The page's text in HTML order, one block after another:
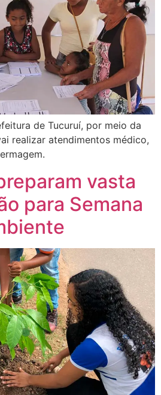
de Tucuruí, por meio da
realizar atendimentos médico,
vasta
para Semana